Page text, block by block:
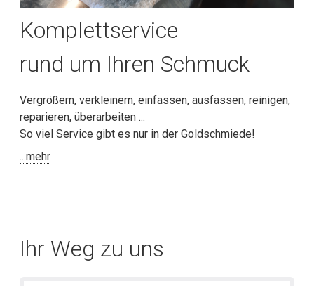
Komplettservice
rund um Ihren Schmuck
Vergrößern, verkleinern, einfassen, ausfassen, reinigen,
reparieren, überarbeiten ...
So viel Service gibt es nur in der Goldschmiede!
...mehr
Ihr Weg zu uns